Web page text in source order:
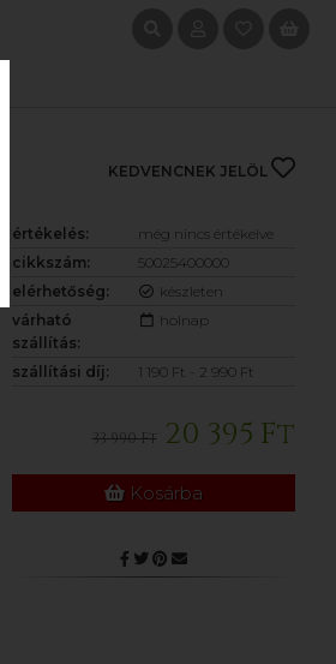
KEDVENCNEK JELÖL
értékelés:
még nincs értékelve
cikkszám:
50025400000
elérhetőség:
készleten
várható
szállítás:
holnap
szállítási díj: 1 190 Ft - 2 990 Ft
33 990 Ft 20 395 Ft
Kosárba